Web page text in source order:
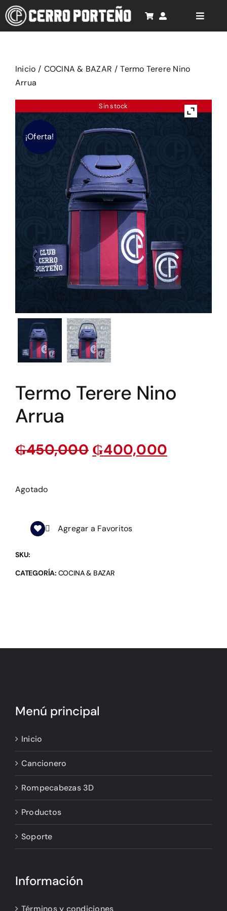
Saltar
al
contenido
Toggle
Cancionero
Productos
Soporte
Inicio / COCINA & BAZAR / Termo Terere Nino
Arrua
Sin stock
¡Oferta!
Termo Terere Nino
Arrua
₲450,000 ₲400,000
Agotado
Agregar a Favoritos
SKU:
CATEGORÍA: COCINA & BAZAR
Menú principal
Inicio
Cancionero
Rompecabezas 3D
Productos
Soporte
Información
Términos y condiciones